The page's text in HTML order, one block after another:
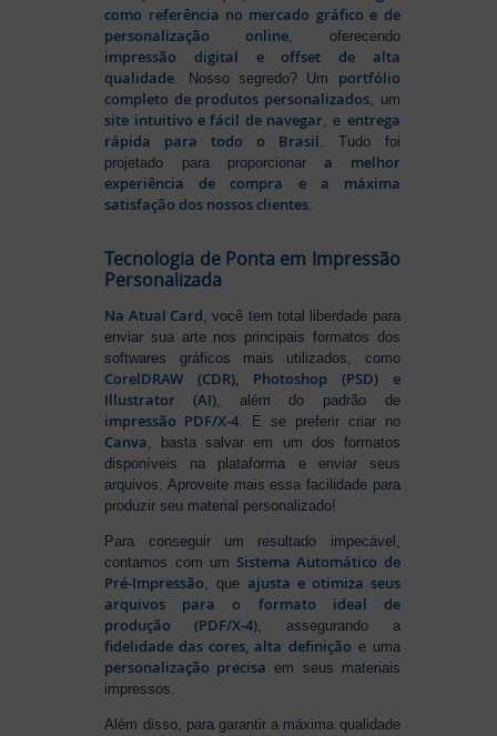
como referência no mercado gráfico e de
personalização online, oferecendo
impressão digital e offset de alta
qualidade . Nosso segredo? Um portfólio
completo de produtos personalizados , um
site intuitivo e fácil de navegar , e entrega
rápida para todo o Brasil . Tudo foi
projetado para proporcionara melhor
experiência de compra e a máxima
satisfação dos nossos clientes
Tecnologia de Ponta em Impressão
Personalizada
Na Atual Card, você tem total liberdade para
enviar sua arte nos principais formatos dos
softwares gráficos mais utilizados, como
CorelDRAW (CDR), Photoshop (PSD) e
Illustrator (AI), além do padrão de
impressão PDF/X-4. E se preferir criar no
Canva, basta salvar em um dos formatos
disponíveis na plataforma e enviar seus
arquivos. Aproveite mais essa facilidade para
produzir seu material personalizado!
Para conseguir um resultado impecável,
contamos com um Sistema Automático de
Pré-Impressão, queajusta e otimiza seus
arquivos para o formato ideal de
produção (PDF/X-4), assegurando a
fidelidade das cores, alta definição e uma
personalização precisa em seus materiais
impressos.
Além disso, para garantir a máxima qualidade